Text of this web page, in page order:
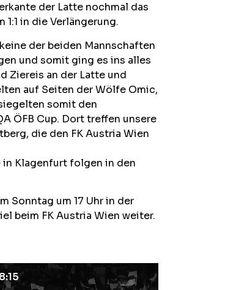
der Latte nochmal das
in die Verlängerung.
der beiden Mannschaften
und somit ging es ins alles
Ziereis an der Latte und
auf Seiten der Wölfe Omic,
somit den
ÖFB Cup. Dort treffen unsere
die den FK Austria Wien
in Klagenfurt folgen in den
Sonntag um 17 Uhr in der
beim FK Austria Wien weiter.